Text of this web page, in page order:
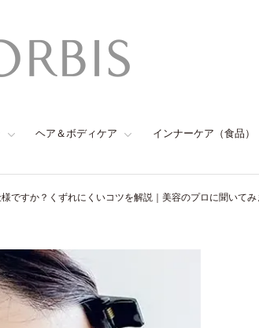
ヘア＆ボディケア インナーケア（食品）
ですか？くずれにくいコツを解説｜美容のプロに聞いてみ